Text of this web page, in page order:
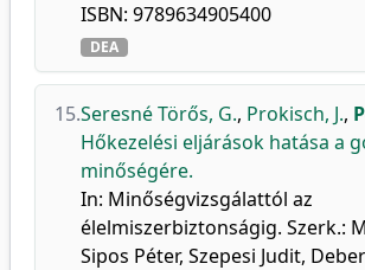
ISBN: 9789634905400
DEA
15.Seresné Törős, G., Prokisch, J.,
Hőkezelési eljárások hatása a
minőségére.
In: Minőségvizsgálattól az
élelmiszerbiztonságig. Szerk.:
Sipos Péter, Szepesi Judit,